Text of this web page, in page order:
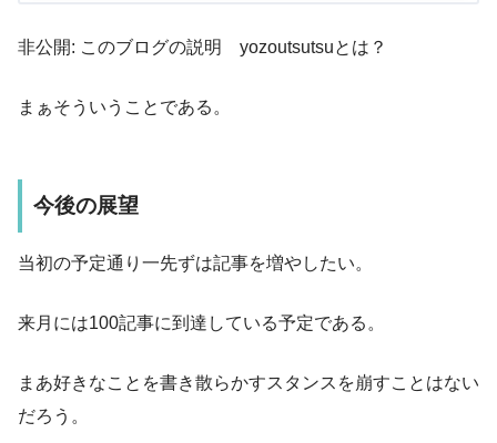
非公開: このブログの説明 yozoutsutsuとは？
まぁそういうことである。
今後の展望
当初の予定通り一先ずは記事を増やしたい。
来月には100記事に到達している予定である。
まあ好きなことを書き散らかすスタンスを崩すことはない
だろう。